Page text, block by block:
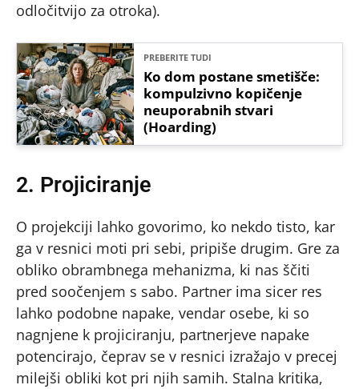
odločitvijo za otroka).
PREBERITE TUDI
Ko dom postane smetišče:
kompulzivno kopičenje
neuporabnih stvari
(Hoarding)
2. Projiciranje
O projekciji lahko govorimo, ko nekdo tisto, kar
ga v resnici moti pri sebi, pripiše drugim. Gre za
obliko obrambnega mehanizma, ki nas ščiti
pred soočenjem s sabo. Partner ima sicer res
lahko podobne napake, vendar osebe, ki so
nagnjene k projiciranju, partnerjeve napake
potencirajo, čeprav se v resnici izražajo v precej
milejši obliki kot pri njih samih. Stalna kritika,